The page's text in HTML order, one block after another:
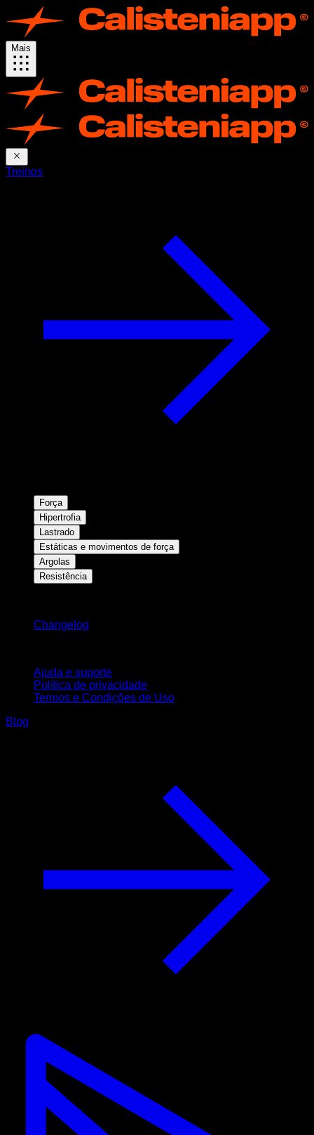
Mais
Treinos
Força
Hipertrofia
Lastrado
Estáticas e movimentos de força
Argolas
Resistência
Changelog
Ajuda e suporte
Política de privacidade
Termos e Condições de Uso
Blog